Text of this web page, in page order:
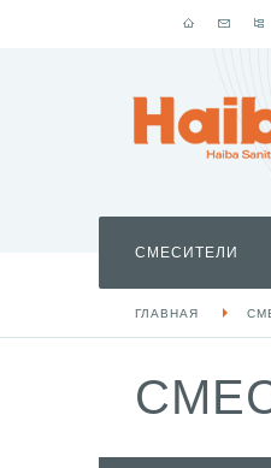
СМЕСИТЕЛИ
ГЛАВНАЯ